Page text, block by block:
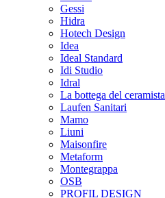
Gessi
Hidra
Hotech Design
Idea
Ideal Standard
Idi Studio
Idral
La bottega del ceramista
Laufen Sanitari
Mamo
Liuni
Maisonfire
Metaform
Montegrappa
OSB
PROFIL DESIGN